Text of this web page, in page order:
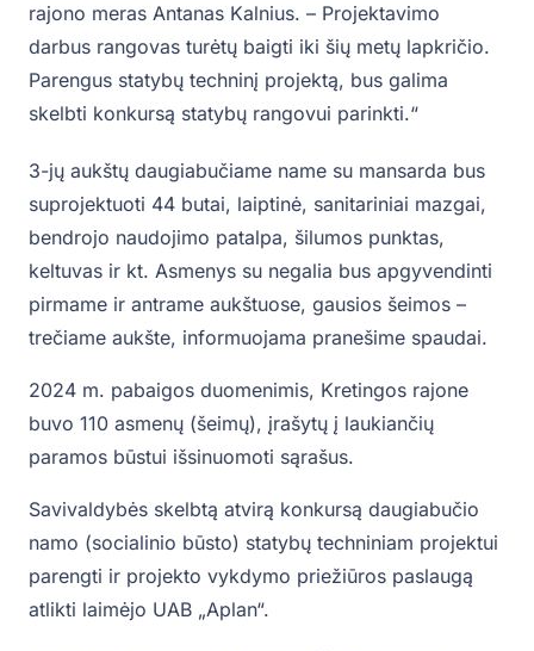
rajono meras Antanas Kalnius. – Projektavimo
darbus rangovas turėtų baigti iki šių metų lapkričio.
Parengus statybų techninį projektą, bus galima
skelbti konkursą statybų rangovui parinkti.“
3-jų aukštų daugiabučiame name su mansarda bus
suprojektuoti 44 butai, laiptinė, sanitariniai mazgai,
bendrojo naudojimo patalpa, šilumos punktas,
keltuvas ir kt. Asmenys su negalia bus apgyvendinti
pirmame ir antrame aukštuose, gausios šeimos –
trečiame aukšte, informuojama pranešime spaudai.
2024 m. pabaigos duomenimis, Kretingos rajone
buvo 110 asmenų (šeimų), įrašytų į laukiančių
paramos būstui išsinuomoti sąrašus.
Savivaldybės skelbtą atvirą konkursą daugiabučio
namo (socialinio būsto) statybų techniniam projektui
parengti ir projekto vykdymo priežiūros paslaugą
atlikti laimėjo UAB „Aplan“.